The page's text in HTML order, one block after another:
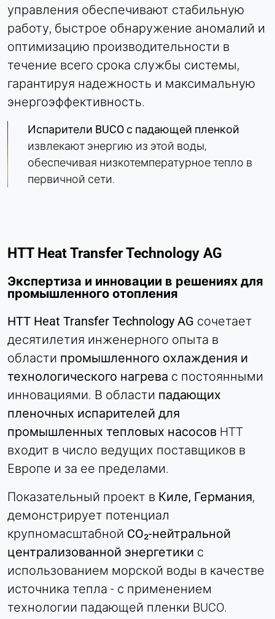
управления обеспечивают стабильную
работу, быстрое обнаружение аномалий и
оптимизацию производительности в
течение всего срока службы системы,
гарантируя надежность и максимальную
энергоэффективность.
Испарители BUCO с падающей пленкой
извлекают энергию из этой воды,
обеспечивая низкотемпературное тепло в
первичной сети.
HTT Heat Transfer Technology AG
Экспертиза и инновации в решениях для
промышленного отопления
HTT Heat Transfer Technology AG сочетает
десятилетия инженерного опыта в
области промышленного охлаждения и
технологического нагрева с постоянными
инновациями. В области падающих
пленочных испарителей для
промышленных тепловых насосов HTT
входит в число ведущих поставщиков в
Европе и за ее пределами.
Показательный проект в Киле, Германия,
демонстрирует потенциал
крупномасштабной CO₂-нейтральной
централизованной энергетики с
использованием морской воды в качестве
источника тепла - с применением
технологии падающей пленки BUCO.